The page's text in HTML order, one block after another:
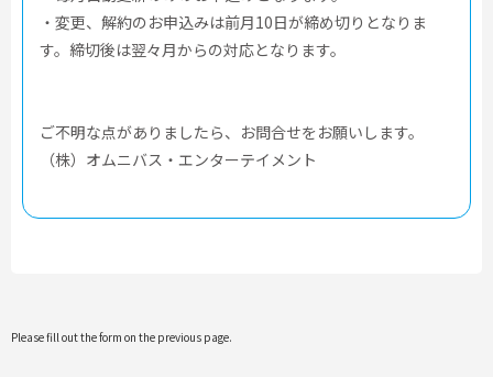
・変更、解約のお申込みは前月10日が締め切りとなりま
す。締切後は翌々月からの対応となります。
ご不明な点がありましたら、お問合せをお願いします。
（株）オムニバス・エンターテイメント
Please fill out the form on the previous page.